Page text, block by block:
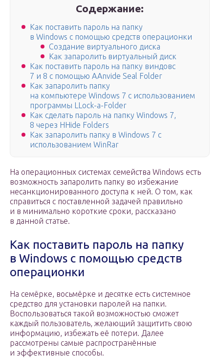
Содержание:
Как поставить пароль на папку
в Windows с помощью средств операционки
Создание виртуального диска
Как запаролить виртуальный диск
Как поставить пароль на папку виндовс
7 и 8 с помощью AAnvide Seal Folder
Как запаролить папку
на компьютере Windows 7 c использованием
программы LLock-a-Folder
Как сделать пароль на папку Windows 7,
8 через HHide Folders
Как запаролить папку в Windows 7 с
использованием WinRar
На операционных системах семейства Windows есть
возможность запаролить папку во избежание
несанкционированного доступа к ней. О том, как
справиться с поставленной задачей правильно
и в минимально короткие сроки, рассказано
в данной статье.
Как поставить пароль на папку
в Windows с помощью средств
операционки
На семёрке, восьмёрке и десятке есть системное
средство для установки паролей на папки.
Воспользоваться такой возможностью сможет
каждый пользователь, желающий защитить свою
информацию, избежать её потери. Далее
рассмотрены самые распространённые
и эффективные способы.